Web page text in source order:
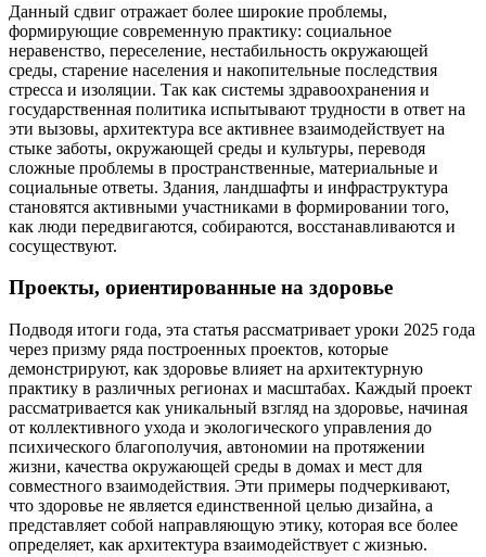
Данный сдвиг отражает более широкие проблемы,
формирующие современную практику: социальное
неравенство, переселение, нестабильность окружающей
среды, старение населения и накопительные последствия
стресса и изоляции. Так как системы здравоохранения и
государственная политика испытывают трудности в ответ на
эти вызовы, архитектура все активнее взаимодействует на
стыке заботы, окружающей среды и культуры, переводя
сложные проблемы в пространственные, материальные и
социальные ответы. Здания, ландшафты и инфраструктура
становятся активными участниками в формировании того,
как люди передвигаются, собираются, восстанавливаются и
сосуществуют.
Проекты, ориентированные на здоровье
Подводя итоги года, эта статья рассматривает уроки 2025 года
через призму ряда построенных проектов, которые
демонстрируют, как здоровье влияет на архитектурную
практику в различных регионах и масштабах. Каждый проект
рассматривается как уникальный взгляд на здоровье, начиная
от коллективного ухода и экологического управления до
психического благополучия, автономии на протяжении
жизни, качества окружающей среды в домах и мест для
совместного взаимодействия. Эти примеры подчеркивают,
что здоровье не является единственной целью дизайна, а
представляет собой направляющую этику, которая все более
определяет, как архитектура взаимодействует с жизнью.